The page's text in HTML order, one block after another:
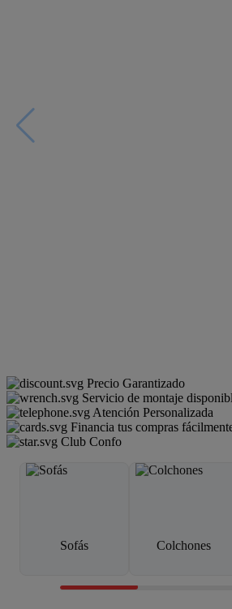
Precio Garantizado
Servicio de montaje
Atención Personalizada
Financia tus compras
Club Confo
Sofás Colchones